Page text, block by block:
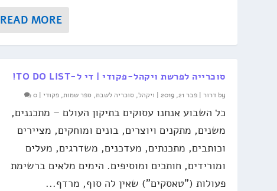
READ MORE
סוכרייה לפרשת ויקהל-פקודי | די ל-TO DO LIST!
by דרור |פבר 21, 2019 | ויקהל, סוכריה לשבת, ספר שמות,פקודי |
0
כל השבוע אנחנו עסוקים בתיקון העולם – מתכננים,
משנים, מתקנים ויוצרים, בונים ומוחקים, מציירים
וכותבים, מתכנתים, מעדכנים, משדרגים, מעלים
ומורידים, חותכים ומוסיפים. הימים מלאים ברשימת
פעולות ("טאסקים") שאין לה סוף, מרדף...